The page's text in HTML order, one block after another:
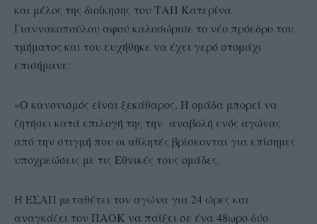
και μέλος της διοίκησης του ΤΑΠ Κατερίνα
Γιαννακοπούλου αφού καλοσώρισε το νέο πρόεδρο του
τμήματος και του ευχήθηκε να έχει γερό στομάχι
επισήμανε:
«Ο κανονισμός είναι ξεκάθαρος. Η ομάδα μπορεί να
ζητήσει κατά επιλογή της την αναβολή ενός αγώνας
από την στιγμή που οι αθλητές βρίσκονται για επίσημες
υποχρεώσεις με τις Εθνικές τους ομάδες.
Η ΕΣΑΠ μεταθέτει τον αγώνα για 24 ώρες και
αναγκάζει τον ΠΑΟΚ να παίξει σε ένα 48ωρο δύο